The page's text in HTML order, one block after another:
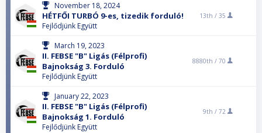
November 18, 2024
HÉTFŐI TURBÓ 9-es, tizedik forduló!
Fejlődjünk Együtt
13th / 35
March 19, 2023
II. FEBSE "B" Ligás (Félprofi)
Bajnokság 3. Forduló
Fejlődjünk Együtt
8880th / 70
January 22, 2023
II. FEBSE "B" Ligás (Félprofi)
Bajnokság 1. Forduló
Fejlődjünk Együtt
9th / 72